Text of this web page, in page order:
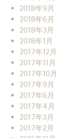
2018年9月
2018年6月
2018年3月
2018年1月
2017年12月
2017年11月
2017年10月
2017年9月
2017年6月
2017年4月
2017年3月
2017年2月